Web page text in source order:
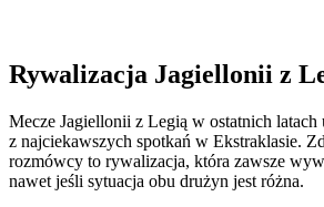
Rywalizacja Jagiellonii z
Mecze Jagiellonii z Legią w ostatnich latach
z najciekawszych spotkań w Ekstraklasie.
rozmówcy to rywalizacja, która zawsze
nawet jeśli sytuacja obu drużyn jest różna.